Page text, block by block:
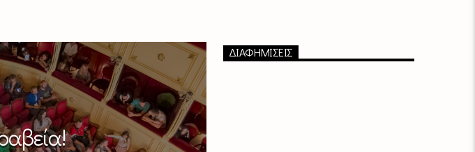
ΔΙΑΦΗΜΙΣΕΙΣ